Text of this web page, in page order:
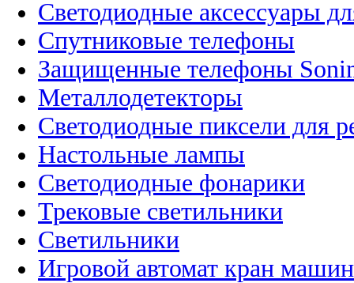
Светодиодные аксессуары
Спутниковые телефоны
Защищенные телефоны
Металлодетекторы
Светодиодные пиксели для
Настольные лампы
Светодиодные фонарики
Трековые светильники
Светильники
Игровой автомат кран